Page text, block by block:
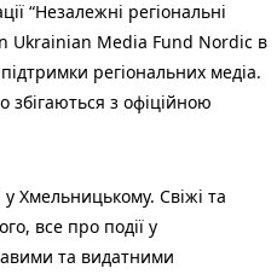
“Незалежні регіональні
Ukrainian Media Fund Nordic в
регіональних медіа.
збігаються з офіційною
Хмельницькому. Свіжі та
все про події у
та видатними